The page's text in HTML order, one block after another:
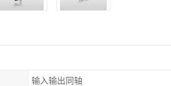
输入输出同轴